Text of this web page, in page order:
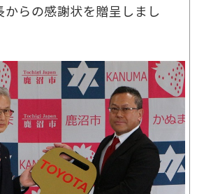
からの感謝状を贈呈しまし